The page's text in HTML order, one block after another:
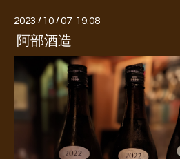
2023 / 10 /07 19:08
阿部酒造